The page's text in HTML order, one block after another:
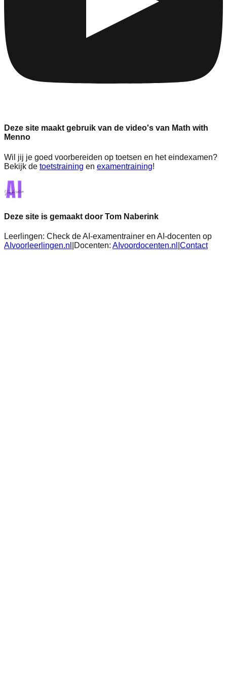
Deze site maakt gebruik van de video's van Math with
Menno
Wil jij je goed voorbereiden op toetsen en het eindexamen?
Bekijk de toetstraining en examentraining!
Deze site is gemaakt door Tom Naberink
Leerlingen: Check de AI-examentrainer en AI-docenten op
AIvoorleerlingen.nl
Docenten: AIvoordocenten.nl Contact